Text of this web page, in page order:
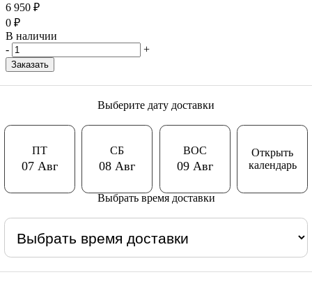
6 950 ₽
0 ₽
В наличии
-
+
Заказать
Выберите дату доставки
ПТ
07 Авг
СБ
08 Авг
ВОС
09 Авг
Открыть
календарь
Выбрать время доставки